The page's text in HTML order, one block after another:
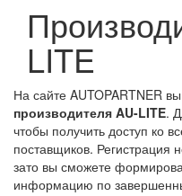
LITE
На сайте AUTOPARTNER
производителя AU-LITE.
чтобы получить доступ ко
поставщиков.
зато вы сможете
информацию по